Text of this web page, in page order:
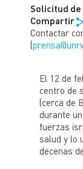
Solicitud
Compartir
Contactar
(
El 12 de
centro de
(cerca de
durante
fuerzas
salud y lo
decenas
En 1948,
tierras, sus
en
los
refugiadas
agravado,
refugiados
a 6
Gaza,
una
UNRWA